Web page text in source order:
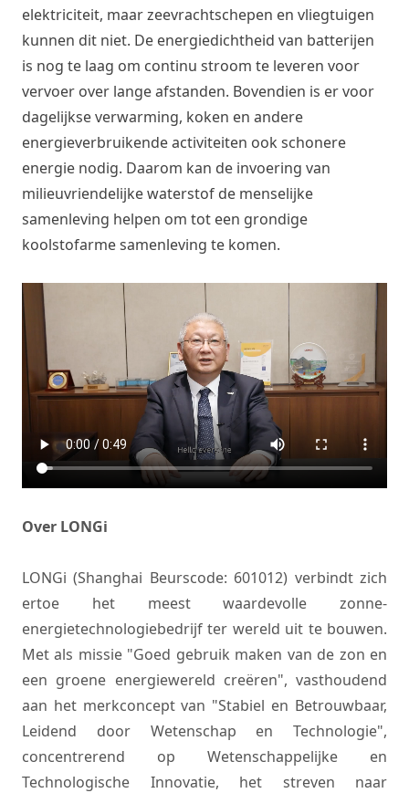
elektriciteit, maar zeevrachtschepen en vliegtuigen
kunnen dit niet. De energiedichtheid van batterijen
is nog te laag om continu stroom te leveren voor
vervoer over lange afstanden. Bovendien is er voor
dagelijkse verwarming, koken en andere
energieverbruikende activiteiten ook schonere
energie nodig. Daarom kan de invoering van
milieuvriendelijke waterstof de menselijke
samenleving helpen om tot een grondige
koolstofarme samenleving te komen.
Over LONGi
LONGi (Shanghai Beurscode: 601012) verbindt zich
ertoe het meest waardevolle zonne-
energietechnologiebedrijf ter wereld uit te bouwen.
Met als missie "Goed gebruik maken van de zon en
een groene energiewereld creëren", vasthoudend
aan het merkconcept van "Stabiel en Betrouwbaar,
Leidend door Wetenschap en Technologie",
concentrerend op Wetenschappelijke en
Technologische Innovatie, het streven naar